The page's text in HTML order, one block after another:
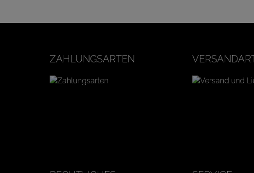
ZAHLUNGSARTEN